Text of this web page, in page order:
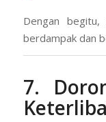
Dengan
berdampak dan
7.